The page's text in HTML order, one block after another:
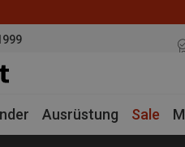
Ausrüstung Sale